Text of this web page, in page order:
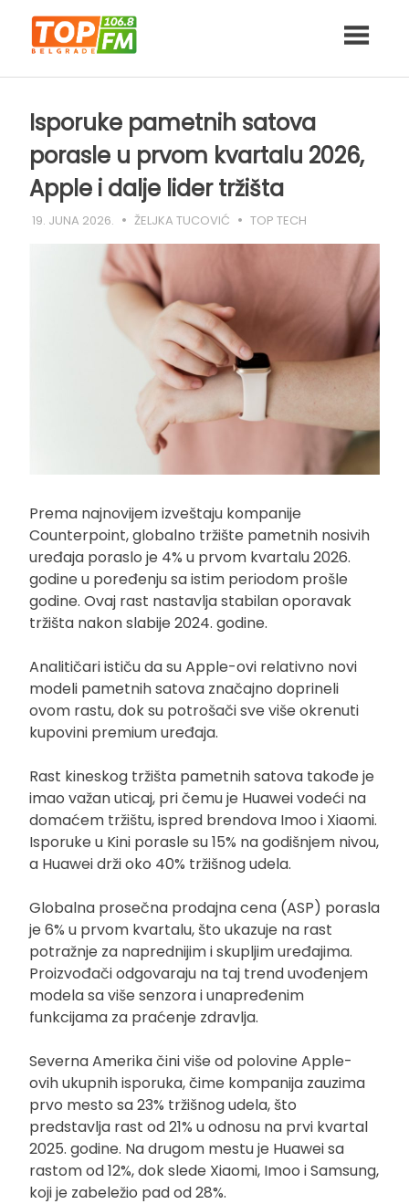
content
Isporuke pametnih satova
porasle u prvom kvartalu 2026,
Apple i dalje lider tržišta
19. JUNA 2026. ŽELJKA TUCOVIĆ TOP TECH
Prema najnovijem izveštaju kompanije
Counterpoint, globalno tržište pametnih nosivih
uređaja poraslo je 4% u prvom kvartalu 2026.
godine u poređenju sa istim periodom prošle
godine. Ovaj rast nastavlja stabilan oporavak
tržišta nakon slabije 2024. godine.
Analitičari ističu da su Apple-ovi relativno novi
modeli pametnih satova značajno doprineli
ovom rastu, dok su potrošači sve više okrenuti
kupovini premium uređaja.
Rast kineskog tržišta pametnih satova takođe je
imao važan uticaj, pri čemu je Huawei vodeći na
domaćem tržištu, ispred brendova Imoo i Xiaomi.
Isporuke u Kini porasle su 15% na godišnjem nivou,
a Huawei drži oko 40% tržišnog udela.
Globalna prosečna prodajna cena (ASP) porasla
je 6% u prvom kvartalu, što ukazuje na rast
potražnje za naprednijim i skupljim uređajima.
Proizvođači odgovaraju na taj trend uvođenjem
modela sa više senzora i unapređenim
funkcijama za praćenje zdravlja.
Severna Amerika čini više od polovine Apple-
ovih ukupnih isporuka, čime kompanija zauzima
prvo mesto sa 23% tržišnog udela, što
predstavlja rast od 21% u odnosu na prvi kvartal
2025. godine. Na drugom mestu je Huawei sa
rastom od 12%, dok slede Xiaomi, Imoo i Samsung,
koji je zabeležio pad od 28%.